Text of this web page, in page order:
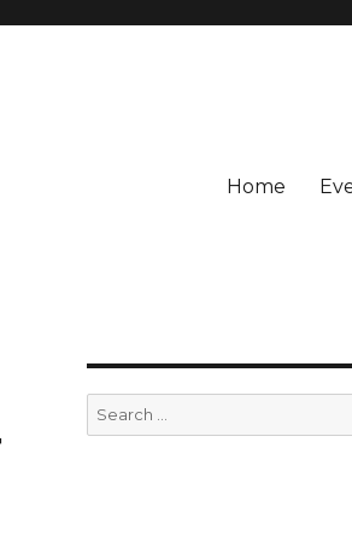
Home
Search
for: